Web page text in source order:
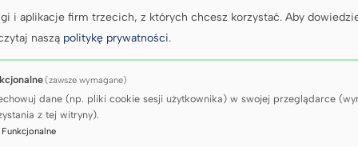
i aplikacje firm trzecich, z których chcesz korzystać. Aby
naszą politykę prywatności.
(zawsze wymagane)
dane (np. pliki cookie sesji użytkownika) w swojej przeglądarce
z tej witryny).
Funkcjonalne